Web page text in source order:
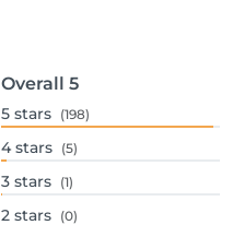
Overall 5
5 stars (198)
4 stars (5)
3 stars (1)
2 stars (0)